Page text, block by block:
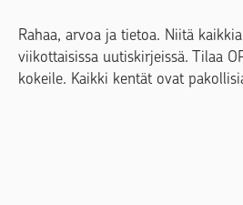
Rahaa, arvoa ja tietoa. Niitä
viikottaisissa uutiskirjeissä. Tilaa
kokeile. Kaikki kentät ovat